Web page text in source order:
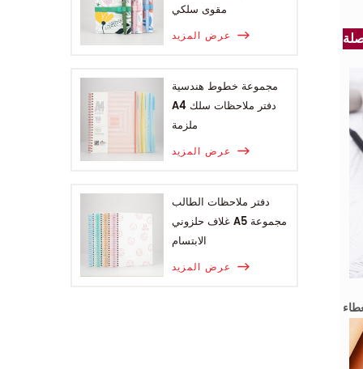
مقوى سلكي
عرض المزيد
مجموعة خطوط هندسية
A4 دفتر ملاحظات سلك
ملزمة
عرض المزيد
دفتر ملاحظات الطالب
غلاف حلزوني A5 مجموعة
الابتسام
عرض المزيد